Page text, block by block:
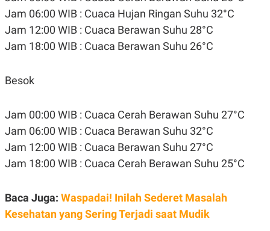
Jam 06:00 WIB : Cuaca Hujan Ringan Suhu 32°C
Jam 12:00 WIB : Cuaca Berawan Suhu 28°C
Jam 18:00 WIB : Cuaca Berawan Suhu 26°C
Besok
Jam 00:00 WIB : Cuaca Cerah Berawan Suhu 27°C
Jam 06:00 WIB : Cuaca Berawan Suhu 32°C
Jam 12:00 WIB : Cuaca Berawan Suhu 27°C
Jam 18:00 WIB : Cuaca Cerah Berawan Suhu 25°C
Baca Juga: Waspadai! Inilah Sederet Masalah
Kesehatan yang Sering Terjadi saat Mudik